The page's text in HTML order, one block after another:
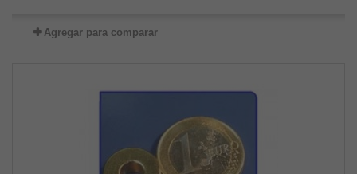
Agregar para comparar